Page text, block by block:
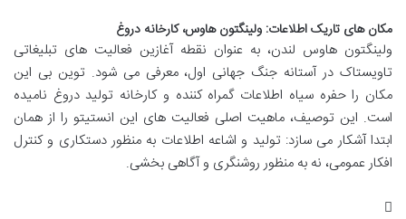
مکان های تاریک اطلاعات: ولینگتون هاوس، کارخانه دروغ
ولینگتون هاوس لندن، به عنوان نقطه آغازین فعالیت های تبلیغاتی
تاویستاک در آستانه جنگ جهانی اول، معرفی می شود. توین بی این
مکان را حفره سیاه اطلاعات گمراه کننده و کارخانه تولید دروغ نامیده
است. این توصیف، ماهیت اصلی فعالیت های این انستیتو را از همان
ابتدا آشکار می سازد: تولید و اشاعه اطلاعات به منظور دستکاری و کنترل
افکار عمومی، نه به منظور روشنگری و آگاهی بخشی.